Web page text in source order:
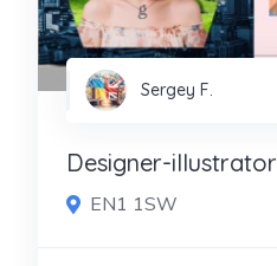
Sergey F.
Designer-illustrator
EN1 1SW